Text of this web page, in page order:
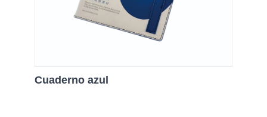
Cuaderno azul